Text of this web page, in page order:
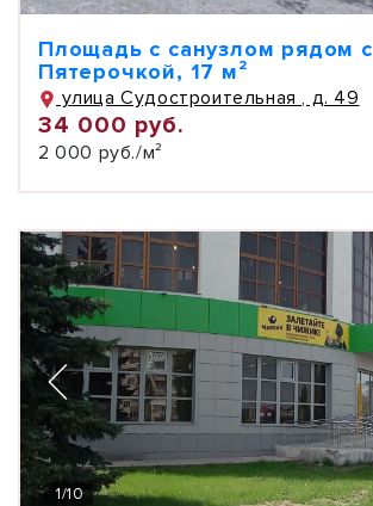
Площадь с санузлом рядом с
Пятерочкой, 17 м²
улица Судостроительная , д. 49
34 000 руб.
2 000 руб./м²
1/10